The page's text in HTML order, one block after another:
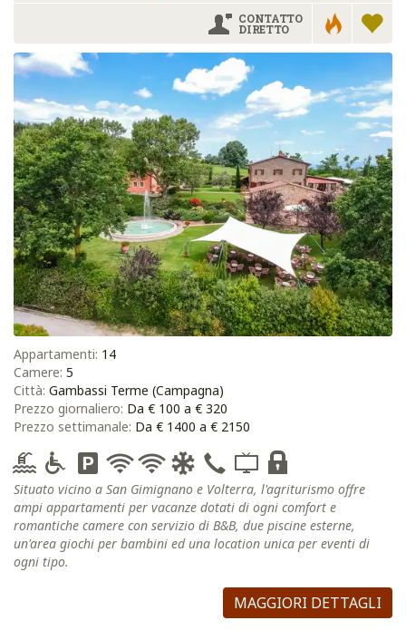
CONTATTO
DIRETTO
Appartamenti: 14
Camere: 5
Città: Gambassi Terme (Campagna)
Prezzo giornaliero: Da € 100 a € 320
Prezzo settimanale: Da € 1400 a € 2150
Situato vicino a San Gimignano e Volterra, l'agriturismo offre
ampi appartamenti per vacanze dotati di ogni comfort e
romantiche camere con servizio di B&B, due piscine esterne,
un'area giochi per bambini ed una location unica per eventi di
ogni tipo.
MAGGIORI DETTAGLI